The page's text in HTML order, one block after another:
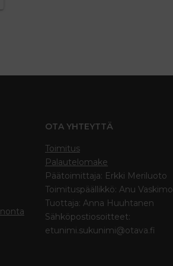
OTA YHTEYTTÄ
Toimitus
Palautelomake
Päätoimittaja: Erkki Meriluoto
Toimituspäällikkö: Anu Vaskimo
Tuottaja: Anna Huuhtanen
Sähköpostiosoitteet:
etunimi.sukunimi@otava.fi